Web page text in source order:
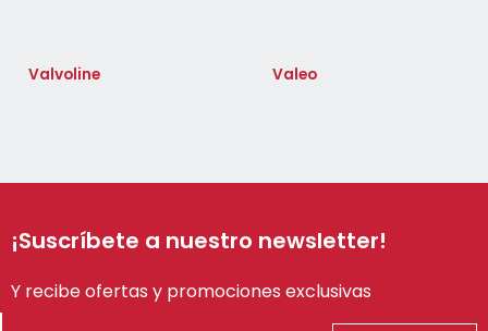
Valvoline Valeo
¡Suscríbete a nuestro newsletter!
Y recibe ofertas y promociones exclusivas